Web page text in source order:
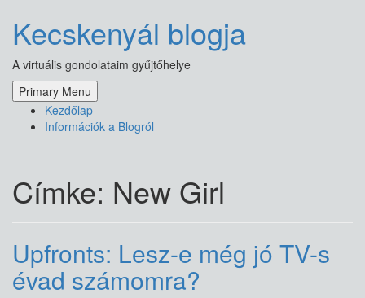
content
Kecskenyál blogja
A virtuális gondolataim gyűjtőhelye
Primary Menu
Kezdőlap
Információk a Blogról
Címke: New Girl
Upfronts: Lesz-e még jó TV-s
évad számomra?